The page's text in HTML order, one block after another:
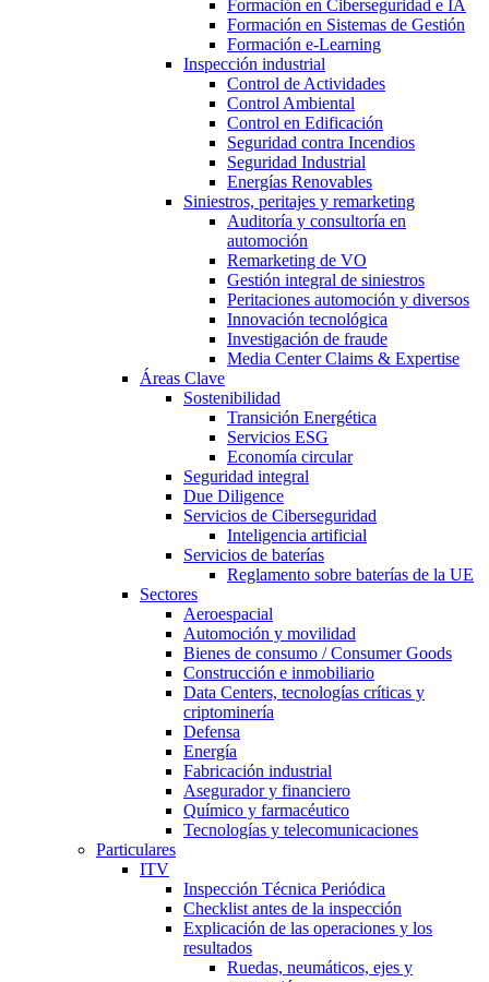
Formación en Ciberseguridad e IA
Formación en Sistemas de Gestión
Formación e-Learning
Inspección industrial
Control de Actividades
Control Ambiental
Control en Edificación
Seguridad contra Incendios
Seguridad Industrial
Energías Renovables
Siniestros, peritajes y remarketing
Auditoría y consultoría en
automoción
Remarketing de VO
Gestión integral de siniestros
Peritaciones automoción y diversos
Innovación tecnológica
Investigación de fraude
Media Center Claims & Expertise
Áreas Clave
Sostenibilidad
Transición Energética
Servicios ESG
Economía circular
Seguridad integral
Due Diligence
Servicios de Ciberseguridad
Inteligencia artificial
Servicios de baterías
Reglamento sobre baterías de la UE
Sectores
Aeroespacial
Automoción y movilidad
Bienes de consumo / Consumer Goods
Construcción e inmobiliario
Data Centers, tecnologías críticas y
criptominería
Defensa
Energía
Fabricación industrial
Asegurador y financiero
Químico y farmacéutico
Tecnologías y telecomunicaciones
Particulares
ITV
Inspección Técnica Periódica
Checklist antes de la inspección
Explicación de las operaciones y los
resultados
Ruedas, neumáticos, ejes y